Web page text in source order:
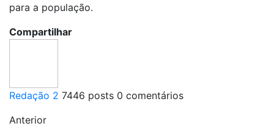
para a população.
Compartilhar
Redação 2 7446 posts 0 comentários
Anterior